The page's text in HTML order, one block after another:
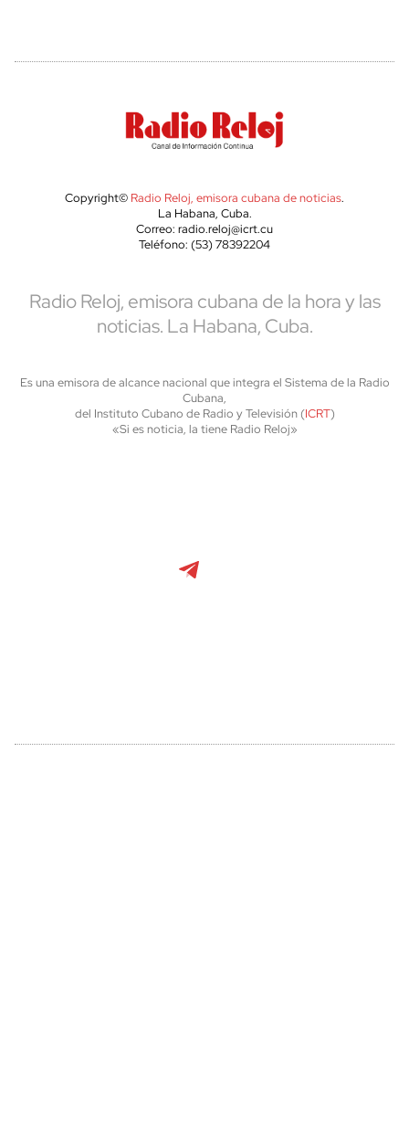
Copyright© Radio Reloj, emisora cubana de noticias.
La Habana, Cuba.
Correo: radio.reloj@icrt.cu
Teléfono: (53) 78392204
Radio Reloj, emisora cubana de la hora y las
noticias. La Habana, Cuba.
Es una emisora de alcance nacional que integra el Sistema de la Radio
Cubana,
del Instituto Cubano de Radio y Televisión (ICRT)
«Si es noticia, la tiene Radio Reloj»